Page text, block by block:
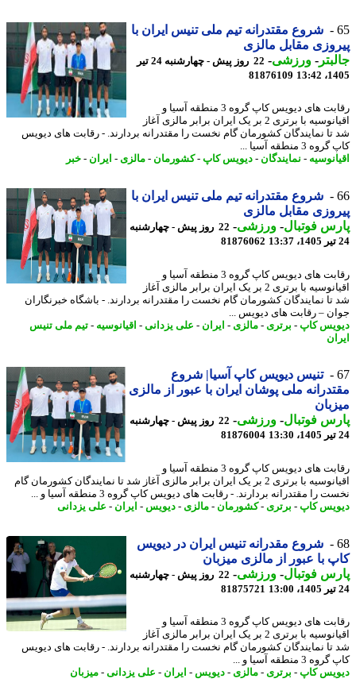
شروع مقتدرانه تیم ملی تنیس ایران با
مقابل مالزی
-ورزشی-
22 روز پیش - چهارشنبه 24 تیر
81876109
رقابت های دیویس کاپ گروه 3 منطقه آسیا و
اقیانوسیه با برتری 2 بر یک ایران برابر مالزی آغاز
نمایندگان کشورمان گام نخست را مقتدرانه بردارند. - رقابت های دیویس
3 منطقه آسیا ...
-نمایندگان-دیویس کاپ -کشورمان -مالزی- ایران - خبر
شروع مقتدرانه تیم ملی تنیس ایران با
مقابل مالزی
فوتبال-ورزشی-
22 روز پیش - چهارشنبه
81876062
رقابت های دیویس کاپ گروه 3 منطقه آسیا و
اقیانوسیه با برتری 2 بر یک ایران برابر مالزی آغاز
نمایندگان کشورمان گام نخست را مقتدرانه بردارند. - باشگاه خبرنگاران
– رقابت های دیویس ...
کاپ -برتری - مالزی- ایران - علی یزدانی- اقیانوسیه-تیم ملی تنیس
تنیس دیویس کاپ آسیا| شروع
ملی پوشان ایران با عبور از مالزی
فوتبال-ورزشی-
22 روز پیش - چهارشنبه
81876004
رقابت های دیویس کاپ گروه 3 منطقه آسیا و
اقیانوسیه با برتری 2 بر یک ایران برابر مالزی آغاز شد تا نمایندگان کشورمان گام
را مقتدرانه بردارند. - رقابت های دیویس کاپ گروه 3 منطقه آسیا و ...
کاپ -برتری - کشورمان -مالزی- دیویس-ایران - علی یزدانی
شروع مقدرانه تنیس ایران در دیویس
با عبور از مالزی میزبان
فوتبال-ورزشی-
22 روز پیش - چهارشنبه
81875721
رقابت های دیویس کاپ گروه 3 منطقه آسیا و
اقیانوسیه با برتری 2 بر یک ایران برابر مالزی آغاز
نمایندگان کشورمان گام نخست را مقتدرانه بردارند. - رقابت های دیویس
3 منطقه آسیا و ...
کاپ -برتری - مالزی- دیویس-ایران - علی یزدانی- میزبان